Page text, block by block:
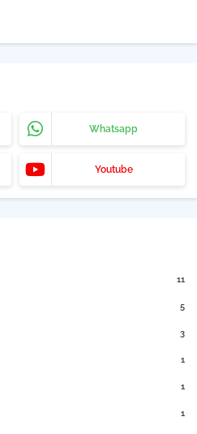
Whatsapp
Youtube
11
5
3
1
1
1